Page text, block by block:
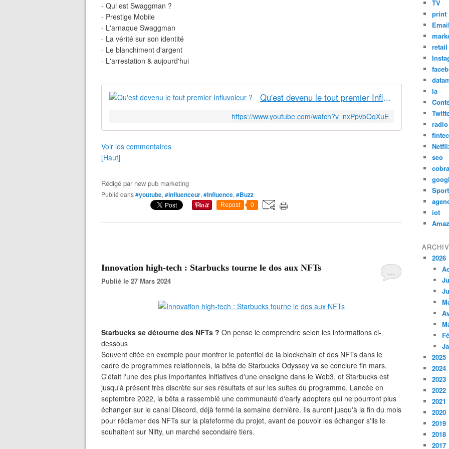
- Qui est Swaggman ?
- Prestige Mobile
- L'arnaque Swaggman
- La vérité sur son identité
- Le blanchiment d'argent
- L'arrestation & aujourd'hui
Qu'est devenu le tout premier Influvoleur ?
https://www.youtube.com/watch?v=nxPpvbQqXuE
Voir les commentaires
[Haut]
Rédigé par new pub marketing
Publié dans#youtube, #influenceur, #Influence, #Buzz
Repost 0
…
Innovation high-tech : Starbucks tourne le dos aux NFTs
Publié le 27 Mars 2024
Starbucks se détourne des NFTs ? On pense le comprendre selon les informations ci-
dessous
Souvent citée en exemple pour montrer le potentiel de la blockchain et des NFTs dans le
cadre de programmes relationnels, la bêta de Starbucks Odyssey va se conclure fin mars.
C'était l'une des plus importantes initiatives d'une enseigne dans le Web3, et Starbucks est
jusqu'à présent très discrète sur ses résultats et sur les suites du programme. Lancée en
septembre 2022, la bêta a rassemblé une communauté d'early adopters qui ne pourront plus
échanger sur le canal Discord, déjà fermé la semaine dernière. Ils auront jusqu'à la fin du mois
pour réclamer des NFTs sur la plateforme du projet, avant de pouvoir les échanger s'ils le
souhaitent sur Nifty, un marché secondaire tiers.
TV
print
retail
Ia
radio
seo
iot
2026
2025
2024
2023
2022
2021
2020
2019
2018
2017